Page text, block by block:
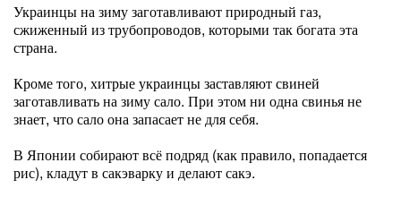
Украинцы на зиму заготавливают природный газ,
сжиженный из трубопроводов, которыми так богата эта
страна.
Кроме того, хитрые украинцы заставляют свиней
заготавливать на зиму сало. При этом ни одна свинья не
знает, что сало она запасает не для себя.
В Японии собирают всё подряд (как правило, попадается
рис), кладут в сакэварку и делают сакэ.